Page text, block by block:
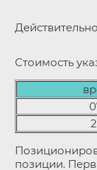
Действительно
Стоимость
позиции.